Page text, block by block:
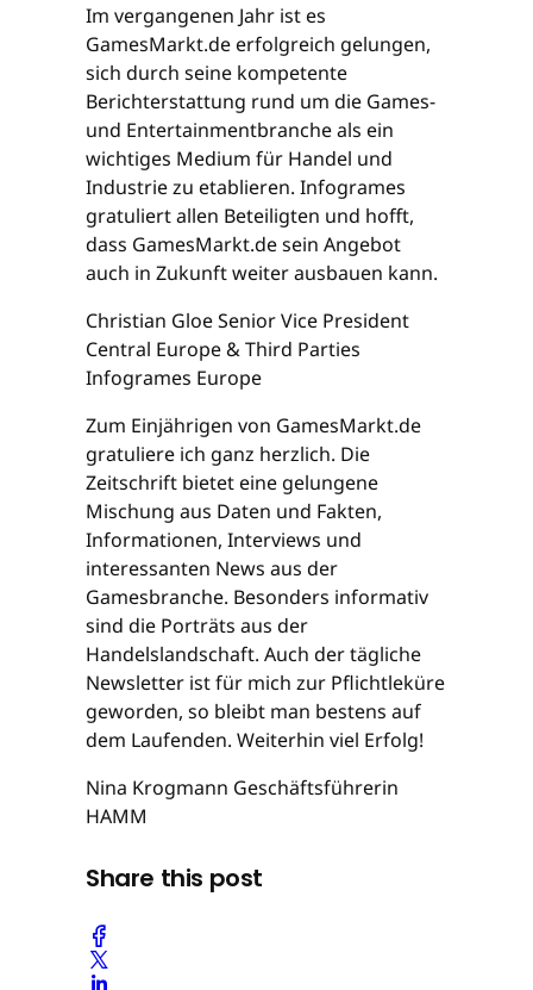
Im vergangenen Jahr ist es
GamesMarkt.de erfolgreich gelungen,
sich durch seine kompetente
Berichterstattung rund um die Games-
und Entertainmentbranche als ein
wichtiges Medium für Handel und
Industrie zu etablieren. Infogrames
gratuliert allen Beteiligten und hofft,
dass GamesMarkt.de sein Angebot
auch in Zukunft weiter ausbauen kann.
Christian Gloe Senior Vice President
Central Europe & Third Parties
Infogrames Europe
Zum Einjährigen von GamesMarkt.de
gratuliere ich ganz herzlich. Die
Zeitschrift bietet eine gelungene
Mischung aus Daten und Fakten,
Informationen, Interviews und
interessanten News aus der
Gamesbranche. Besonders informativ
sind die Porträts aus der
Handelslandschaft. Auch der tägliche
Newsletter ist für mich zur Pflichtleküre
geworden, so bleibt man bestens auf
dem Laufenden. Weiterhin viel Erfolg!
Nina Krogmann Geschäftsführerin
HAMM
Share this post